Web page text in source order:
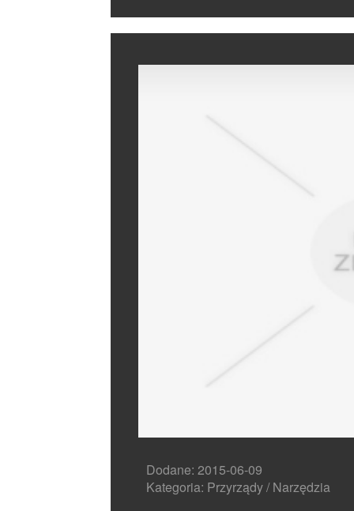
Dodane: 2015-06-09
Kategoria: Przyrządy / Narzędzia